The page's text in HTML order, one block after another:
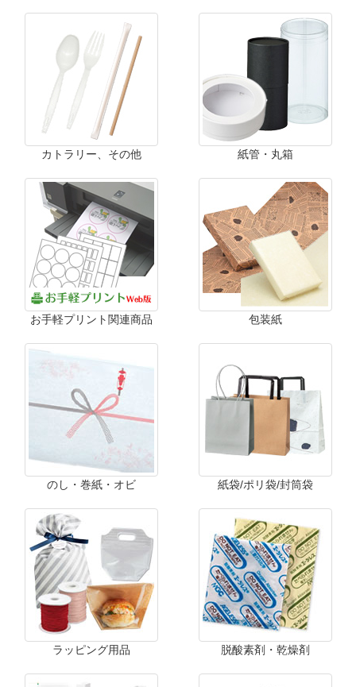
カトラリー、その他 紙管・丸箱
お手軽プリント関連商品 包装紙
のし・巻紙・オビ 紙袋/ポリ袋/封筒袋
ラッピング用品 脱酸素剤・乾燥剤